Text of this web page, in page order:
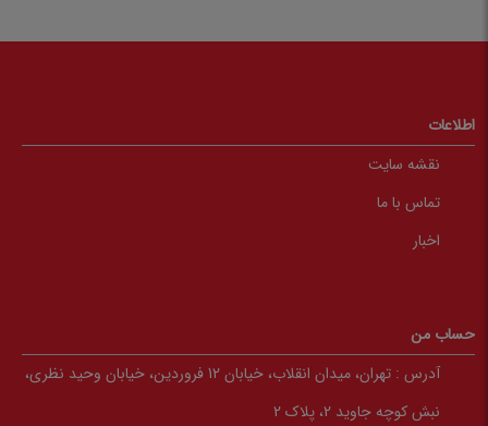
اطلاعات
نقشه سایت
تماس با ما
اخبار
حساب من
آدرس :
تهران، میدان انقلاب، خیابان 12 فروردین، خیابان وحید نظری،
نبش کوچه جاوید 2، پلاک 2